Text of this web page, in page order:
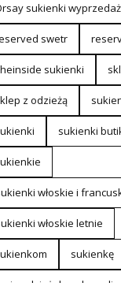
sukienki wyprzedaż
swetr
sukienki
z odzieżą
sukienki
włoskie i
włoskie letnie
sukienkę